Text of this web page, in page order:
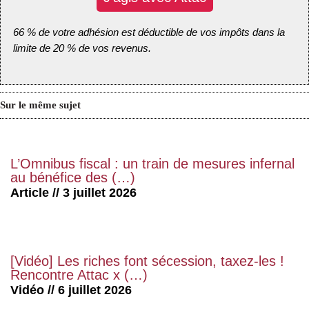
66 % de votre adhésion est déductible de vos impôts dans la
limite de 20 % de vos revenus.
Sur le même sujet
L’Omnibus fiscal : un train de mesures infernal
au bénéfice des (…)
Article // 3 juillet 2026
[Vidéo] Les riches font sécession, taxez-les !
Rencontre Attac x (…)
Vidéo // 6 juillet 2026